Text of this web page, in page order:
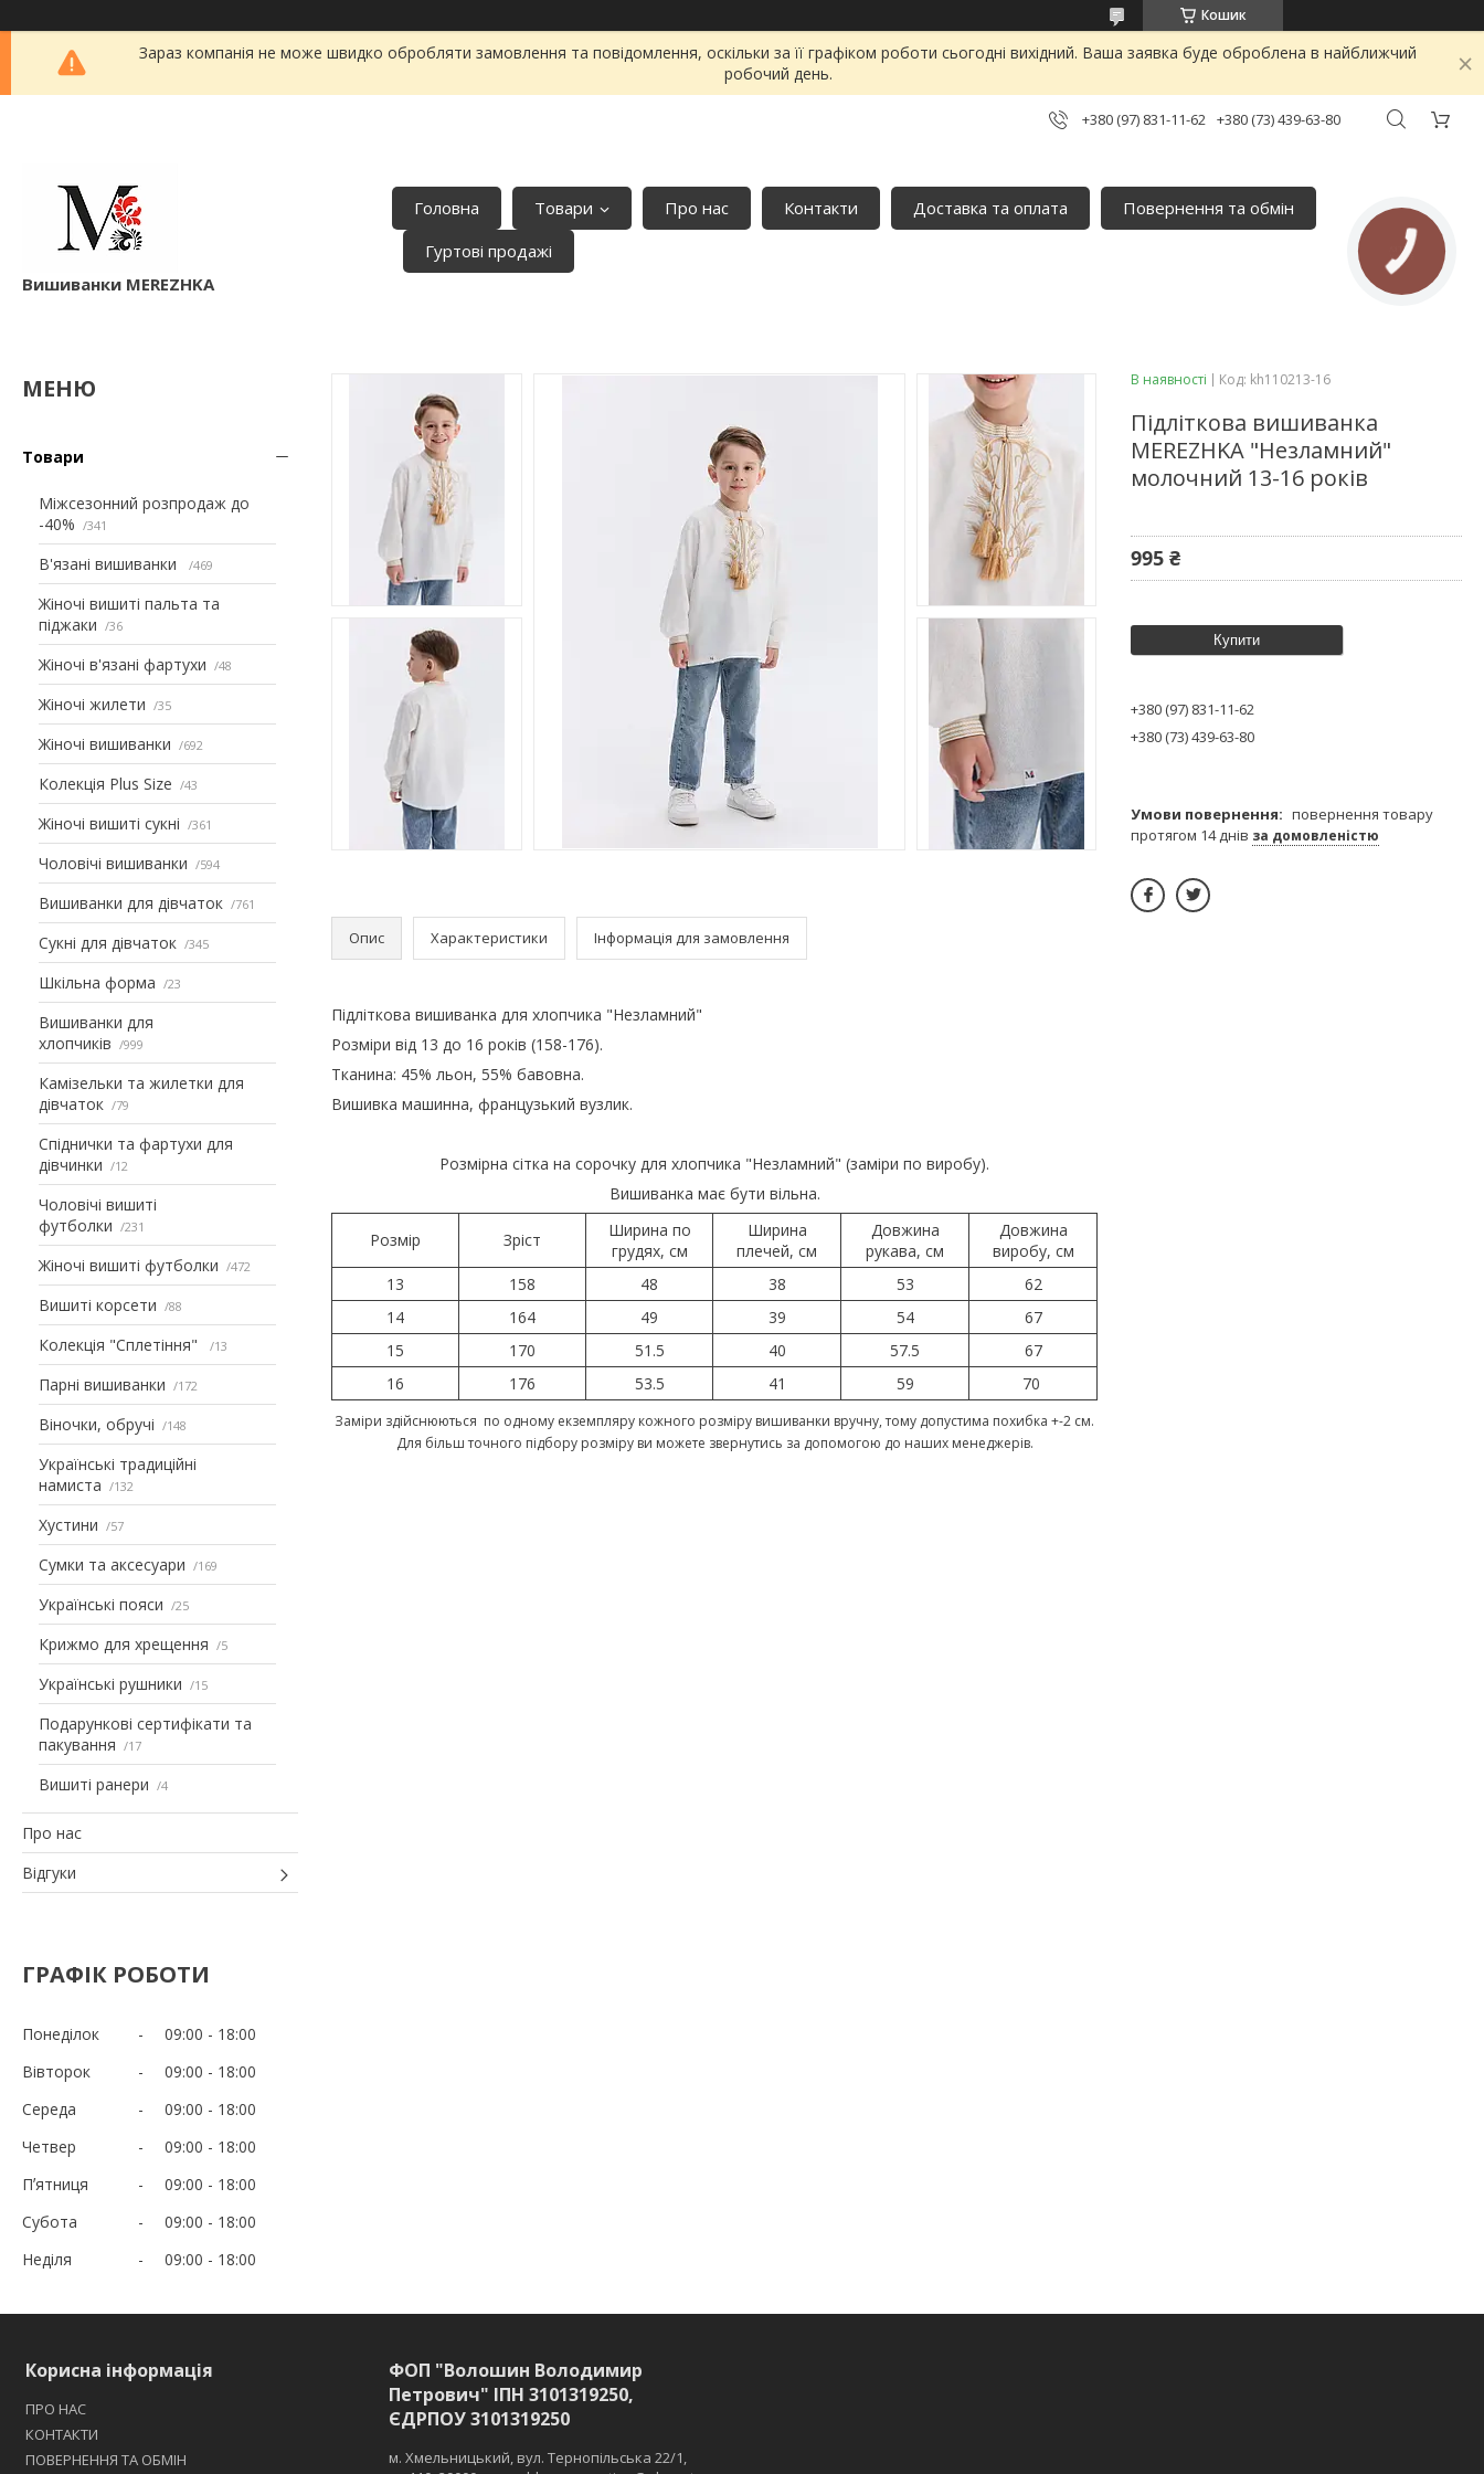
Кошик
Зараз компанія не може швидко обробляти замовлення та повідомлення, оскільки за її графіком роботи сьогодні вихідний. Ваша заявка буде оброблена в найближчий
робочий день.
+380 (97) 831-11-62 +380 (73) 439-63-80
Вишиванки MEREZHKA
Головна Товари Про нас Контакти Доставка та оплата
Повернення та обмін
Гуртові продажі
Товари
Міжсезонний розпродаж до
-40%
341
В'язані вишиванки 469
Жіночі вишиті пальта та
піджаки
36
Жіночі в'язані фартухи 48
Жіночі жилети 35
Жіночі вишиванки 692
Колекція Plus Size 43
Жіночі вишиті сукні 361
Чоловічі вишиванки 594
Вишиванки для дівчаток 761
Сукні для дівчаток 345
Шкільна форма 23
Вишиванки для
хлопчиків
999
Камізельки та жилетки для
дівчаток
79
Спіднички та фартухи для
дівчинки
12
Чоловічі вишиті
футболки
231
Жіночі вишиті футболки 472
Вишиті корсети 88
Колекція "Сплетіння" 13
Парні вишиванки 172
Віночки, обручі 148
Українські традиційні
намиста
132
Хустини 57
Сумки та аксесуари 169
Українські пояси 25
Крижмо для хрещення 5
Українські рушники 15
Подарункові сертифікати та
пакування
17
Вишиті ранери 4
Про нас
Відгуки
ГРАФІК РОБОТИ
Понеділок 09:00
18:00
Вівторок
09:00
18:00
Середа
09:00
18:00
Четвер
09:00
18:00
Пʼятниця
09:00
18:00
Субота
09:00
18:00
Неділя
09:00 18:00
Опис Характеристики Інформація для замовлення
Підліткова вишиванка для хлопчика "Незламний"
Розміри від 13 до 16 років (158-176).
Тканина: 45% льон, 55% бавовна.
Вишивка машинна, французький вузлик.
Розмірна сітка на сорочку для хлопчика "Незламний" (заміри по виробу).
Вишиванка має бути вільна.
Розмір Зріст
Ширина по
грудях, см
Ширина
плечей, см
Довжина
рукава, см
Довжина
виробу, см
13
158 48 38 53
62
14
164 49 39 54
67
15
170 51.5 40 57.5
67
16
176 53.5 41 59 70
Заміри здійснюються по одному екземпляру кожного розміру вишиванки вручну, тому допустима похибка +-2 см.
Для більш точного підбору розміру ви можете звернутись за допомогою до наших менеджерів.
В наявності Код: kh110213-16
Підліткова вишиванка
MEREZHKA "Незламний"
молочний 13-16 років
995 ₴
Купити
+380 (97) 831-11-62
+380 (73) 439-63-80
повернення товару
протягом 14 днів за домовленістю
Корисна інформація
ПРО НАС
КОНТАКТИ
ПОВЕРНЕННЯ ТА ОБМІН
ФОП "Волошин Володимир
Петрович" ІПН 3101319250,
ЄДРПОУ 3101319250
м. Хмельницький, вул. Тернопільська 22/1,